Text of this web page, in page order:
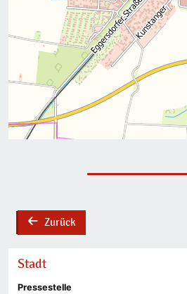
backZurück
Stadt
Pressestelle